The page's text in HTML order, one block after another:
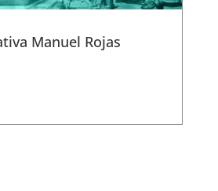
Manuel Rojas